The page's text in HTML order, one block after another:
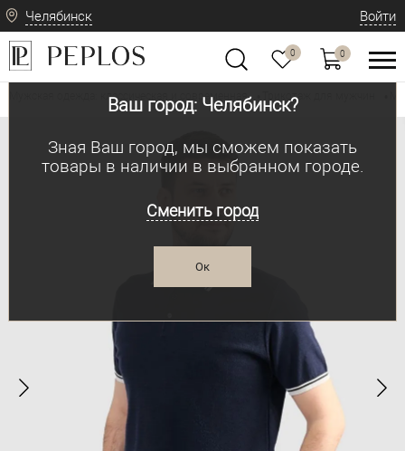
Челябинск
Ваш город: Челябинск?
Зная Ваш город, мы сможем показать
товары в наличии в выбранном городе.
Сменить город
Ок
Войти
0 0
Мужская одежда: классическая и современная Трикотаж для мужчин